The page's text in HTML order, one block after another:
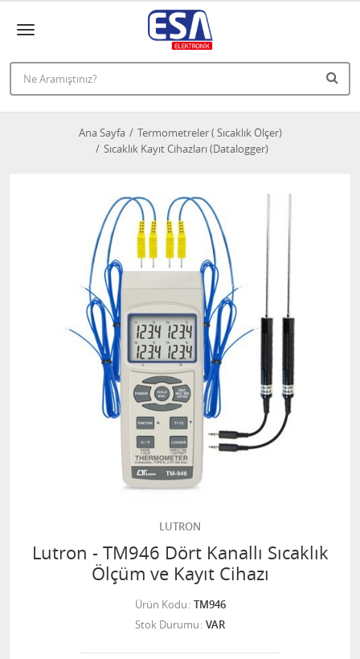
Ana Sayfa
Termometreler ( Sıcaklık Ölçer)
Sıcaklık Kayıt Cihazları (Datalogger)
LUTRON
Lutron - TM946 Dört Kanallı Sıcaklık
Ölçüm ve Kayıt Cihazı
Ürün Kodu TM946
Stok Durumu VAR